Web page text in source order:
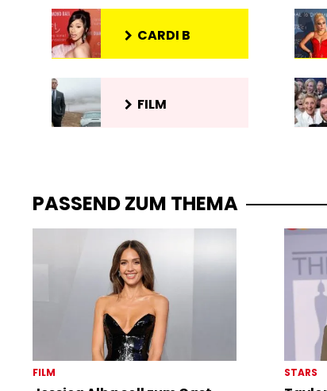
CARDI B
FILM
PASSEND ZUM THEMA
FILM STARS